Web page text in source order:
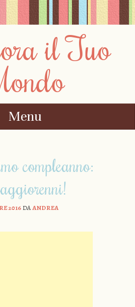
il Tuo
Menu
compleanno:
2016DAANDREA